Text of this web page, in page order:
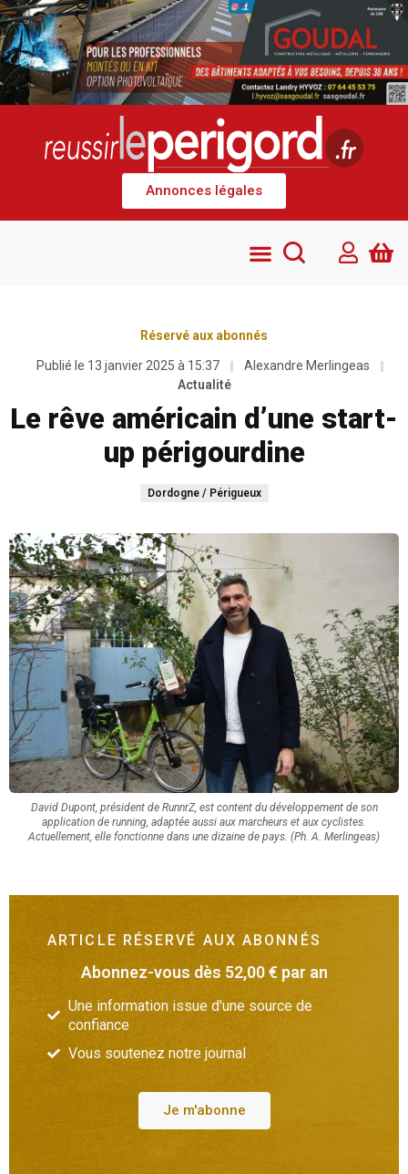
Annonces légales
Réservé aux abonnés
Publié le 13 janvier 2025 à 15:37
Alexandre Merlingeas
Actualité
Le rêve américain d’une start-
up périgourdine
Dordogne / Périgueux
David Dupont, président de RunnrZ, est content du développement de son
application de running, adaptée aussi aux marcheurs et aux cyclistes.
Actuellement, elle fonctionne dans une dizaine de pays. (Ph. A. Merlingeas)
ARTICLE RÉSERVÉ AUX ABONNÉS
Abonnez-vous dès 52,00 € par an
Une information issue d'une source de
confiance
Vous soutenez notre journal
Je m'abonne